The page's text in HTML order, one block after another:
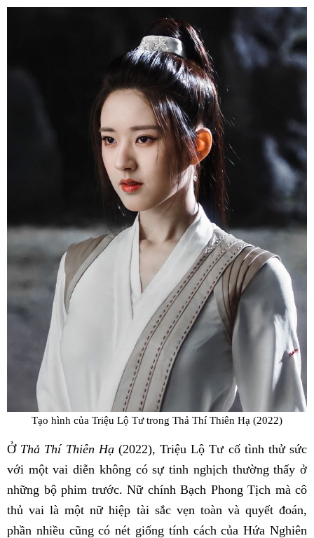
Tạo hình của Triệu Lộ Tư trong Thả Thí Thiên Hạ (2022)
Ở Thả Thí Thiên Hạ(2022), Triệu Lộ Tư cố tình thử sức
với một vai diễn không có sự tinh nghịch thường thấy ở
những bộ phim trước. Nữ chính Bạch Phong Tịch mà cô
thủ vai là một nữ hiệp tài sắc vẹn toàn và quyết đoán,
phần nhiều cũng có nét giống tính cách của Hứa Nghiên